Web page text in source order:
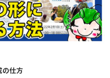
の仕方